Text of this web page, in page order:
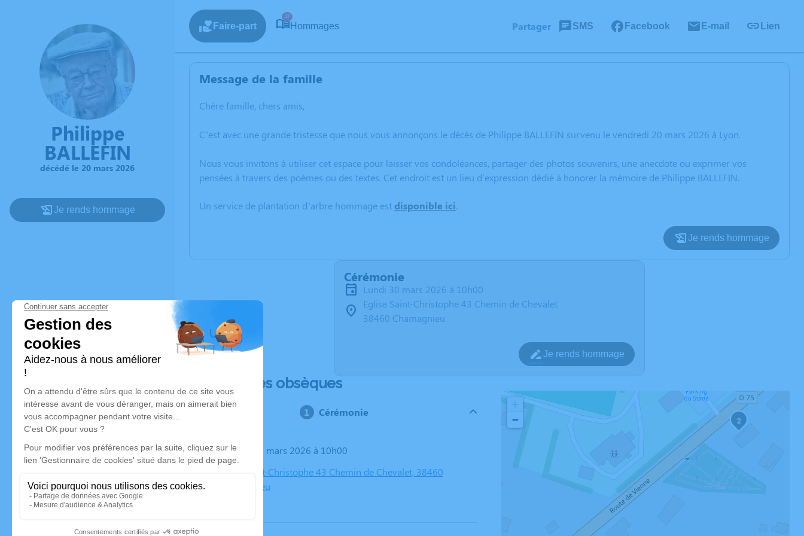
Philippe
BALLEFIN
décédé le 20 mars 2026
Je rends hommage
Faire-part
17
Hommages Partager SMS Facebook E-mail Lien
Message de la famille
Chère famille, chers amis,
C’est avec une grande tristesse que nous vous annonçons le décès de Philippe BALLEFIN survenu le vendredi 20 mars 2026 à Lyon.
Nous vous invitons à utiliser cet espace pour laisser vos condoléances, partager des photos souvenirs, une anecdote ou exprimer vos
pensées à travers des poèmes ou des textes. Cet endroit est un lieu d'expression dédié à honorer la mémoire de Philippe BALLEFIN.
Un service de plantation d’arbre hommage est disponible ici.
Je rends hommage
Cérémonie
lundi 30 mars 2026 à 10h00
Eglise Saint-Christophe 43 Chemin de Chevalet
38460 Chamagnieu
Je rends hommage
Déroulé des obsèques
Cérémonie
Le lundi 30 mars 2026 à 10h00
Eglise Saint-Christophe 43 Chemin de Chevalet, 38460
Chamagnieu
2
−